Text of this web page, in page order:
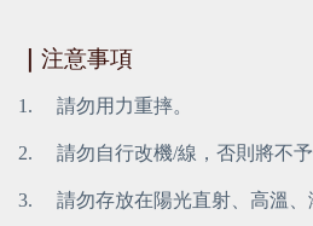
注意事項
1.     請勿用力重摔。
2.     請勿自行改機/線，否則將不予
3.     請勿存放在陽光直射、高溫、